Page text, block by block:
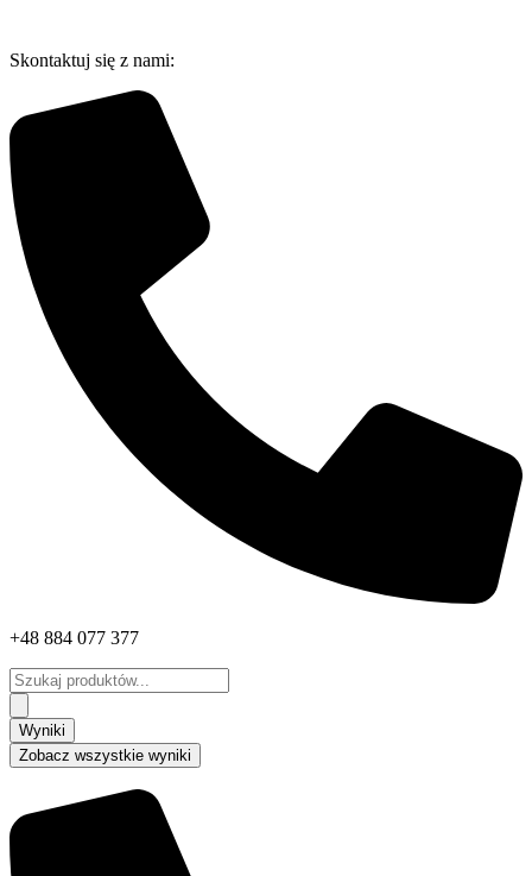
treści
Skontaktuj się z nami:
+48 884 077 377
Search
...
Wyniki
Zobacz wszystkie wyniki